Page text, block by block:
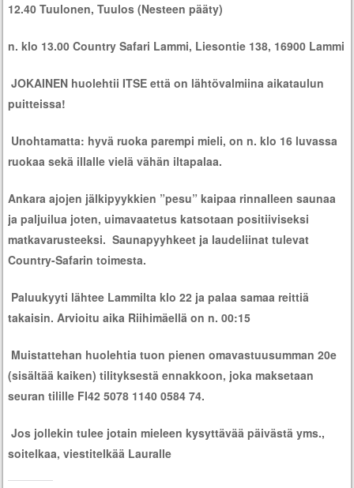
12.40 Tuulonen, Tuulos (Nesteen pääty)
n. klo 13.00 Country Safari Lammi, Liesontie 138, 16900 Lammi
JOKAINEN huolehtii ITSE että on lähtövalmiina aikataulun
puitteissa!
Unohtamatta: hyvä ruoka parempi mieli, on n. klo 16 luvassa
ruokaa sekä illalle vielä vähän iltapalaa.
Ankara ajojen jälkipyykkien ”pesu” kaipaa rinnalleen saunaa
ja paljuilua joten, uimavaatetus katsotaan positiiviseksi
matkavarusteeksi. Saunapyyhkeet ja laudeliinat tulevat
Country-Safarin toimesta.
Paluukyyti lähtee Lammilta klo 22 ja palaa samaa reittiä
takaisin. Arvioitu aika Riihimäellä on n. 00:15
Muistattehan huolehtia tuon pienen omavastuusumman 20e
(sisältää kaiken) tilityksestä ennakkoon, joka maksetaan
seuran tilille FI42 5078 1140 0584 74.
Jos jollekin tulee jotain mieleen kysyttävää päivästä yms.,
soitelkaa, viestitelkää Lauralle